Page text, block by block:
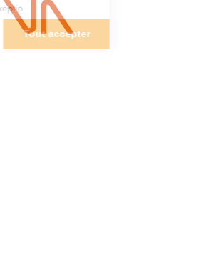
certifiés par
Paramétrerun projet ?